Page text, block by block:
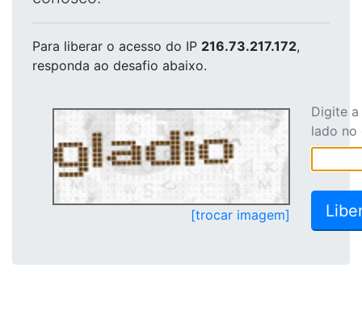
Para liberar o acesso do IP 216.73.217.172,
responda ao desafio abaixo.
[trocar imagem]
Digite
lado no